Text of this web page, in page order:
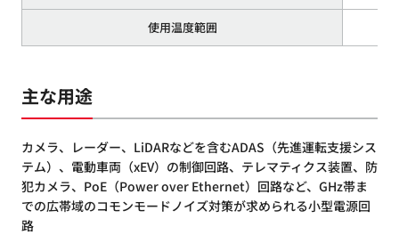
使用温度範囲
主な用途
カメラ、レーダー、LiDARなどを含むADAS（先進運転支援シス
テム）、電動車両（xEV）の制御回路、テレマティクス装置、防
犯カメラ、PoE（Power over Ethernet）回路など、GHz帯ま
での広帯域のコモンモードノイズ対策が求められる小型電源回
路